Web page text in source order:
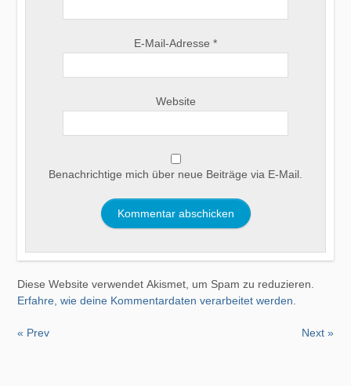
E-Mail-Adresse *
Website
Benachrichtige mich über neue Beiträge via E-Mail.
Diese Website verwendet Akismet, um Spam zu reduzieren.
Erfahre, wie deine Kommentardaten verarbeitet werden.
« Prev Next »